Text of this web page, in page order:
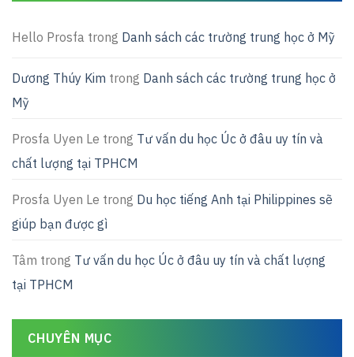
Hello Prosfa trong Danh sách các trường trung học ở Mỹ
Dương Thúy Kim trong Danh sách các trường trung học ở
Mỹ
Prosfa Uyen Le trong Tư vấn du học Úc ở đâu uy tín và
chất lượng tại TPHCM
Prosfa Uyen Le trong Du học tiếng Anh tại Philippines sẽ
giúp bạn được gì
Tâm trong Tư vấn du học Úc ở đâu uy tín và chất lượng
tại TPHCM
CHUYÊN MỤC